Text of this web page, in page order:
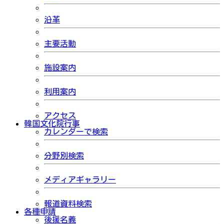
沿革
主要活動
施設案内
利用案内
アクセス
韓国文化院行事
カレンダーで検索
分野別検索
メディアギャラリー
報道資料検索
各種申請
後援名義